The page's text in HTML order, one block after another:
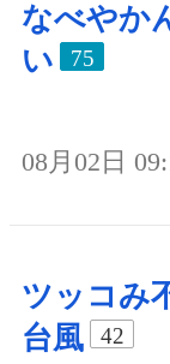
なべやか
い
75
08月02日
ツッコみ
台風
42